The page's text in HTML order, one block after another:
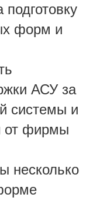
форм и
АСУ за
системы и
от фирмы
несколько